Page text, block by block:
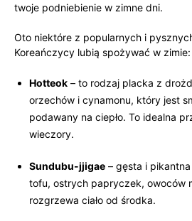
twoje podniebienie w zimne dni.
Oto niektóre z popularnych⁤ i
Koreańczycy lubią spożywać ‍w ‌zimie:
Hotteok – to⁣ rodzaj placka z
orzechów i cynamonu, który‍ jest
podawany na ciepło. To idealna
wieczory.
Sundubu-jjigae – gęsta i
tofu, ostrych papryczek, ⁣owoców‌
rozgrzewa ciało od⁢ środka.